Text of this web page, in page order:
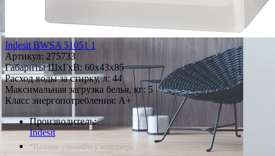
Indesit BWSA 51051 1
Артикул: 275733
Габариты ШxГxВ: 60x43x85
Расход воды за стирку, л: 44
Максимальная загрузка белья, кг: 5
Класс энергопотребления: A+
Производитель:
Indesit
*Наличие уточняйте у менеджера